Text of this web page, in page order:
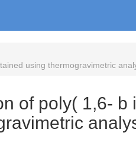
using thermogravimetric
of poly( 1,6- b